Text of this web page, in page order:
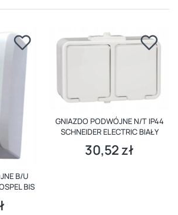
B/U
BIS
GNIAZDO PODWÓJNE N/T IP44
SCHNEIDER ELECTRIC BIAŁY
Cena
30,52 zł